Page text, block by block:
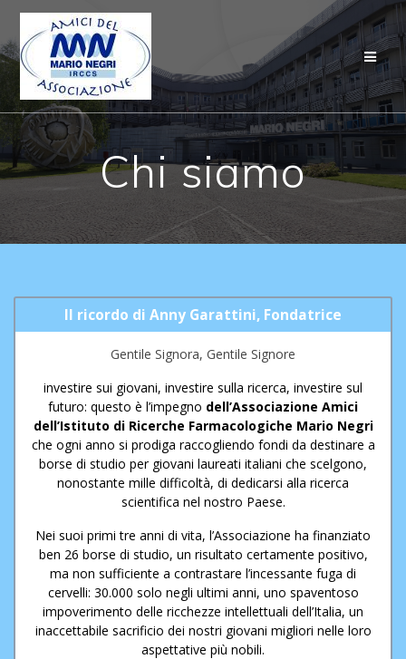
Chi siamo
Il ricordo di Anny Garattini, Fondatrice
Gentile Signora, Gentile Signore
investire sui giovani, investire sulla ricerca, investire sul
futuro: questo è l’impegno dell’Associazione Amici
dell’Istituto di Ricerche Farmacologiche Mario Negri
che ogni anno si prodiga raccogliendo fondi da destinare a
borse di studio per giovani laureati italiani che scelgono,
nonostante mille difficoltà, di dedicarsi alla ricerca
scientifica nel nostro Paese.
Nei suoi primi tre anni di vita, l’Associazione ha finanziato
ben 26 borse di studio, un risultato certamente positivo,
ma non sufficiente a contrastare l’incessante fuga di
cervelli: 30.000 solo negli ultimi anni, uno spaventoso
impoverimento delle ricchezze intellettuali dell’Italia, un
inaccettabile sacrificio dei nostri giovani migliori nelle loro
aspettative più nobili.